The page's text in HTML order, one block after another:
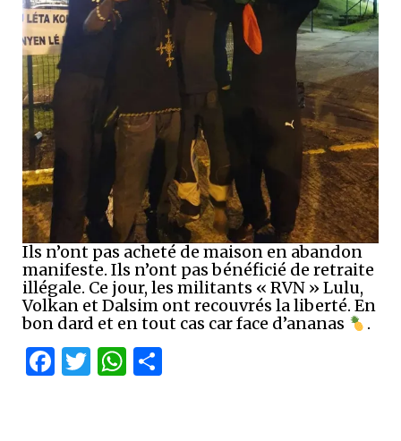
Ils n’ont pas acheté de maison en abandon
manifeste. Ils n’ont pas bénéficié de retraite
illégale. Ce jour, les militants « RVN » Lulu,
Volkan et Dalsim ont recouvrés la liberté. En
bon dard et en tout cas car face d’ananas
.
Facebook
Twitter
WhatsApp